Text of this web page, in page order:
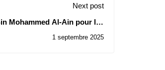
Next post
Mohammed Al-Ain pour les
1 septembre 2025